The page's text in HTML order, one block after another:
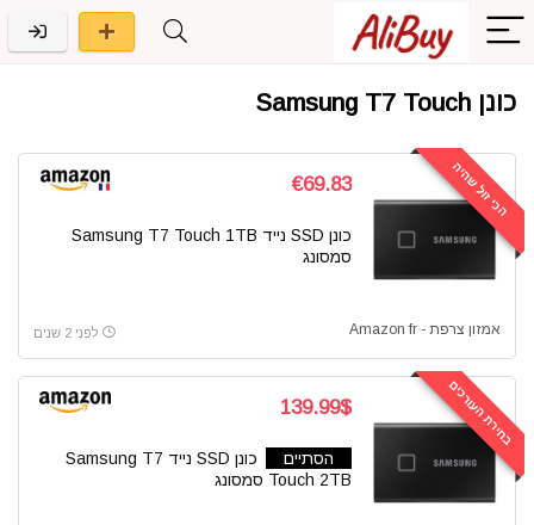
כונן Samsung T7 Touch
הכי זול שהיה €69.83
כונן SSD נייד Samsung T7 Touch 1TB
סמסונג
אמזון צרפת - Amazon fr לפני 2 שנים
בחירת העורכים 139.99$
הסתיים
כונן SSD נייד Samsung T7
Touch 2TB סמסונג